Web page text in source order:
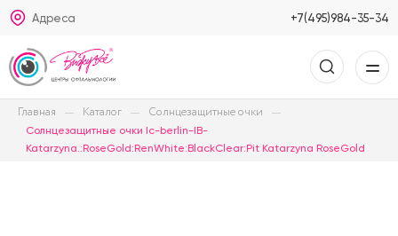
Адреса +7(495)984-35-34
Главная Каталог Солнцезащитные очки
Солнцезащитные очки Ic-berlin-IB-
Katarzyna.:RoseGold:RenWhite:BlackClear:Pit Katarzyna RoseGold